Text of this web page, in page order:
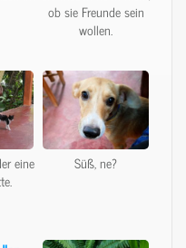
ob sie Freunde sein
wollen.
eine
Süß, ne?